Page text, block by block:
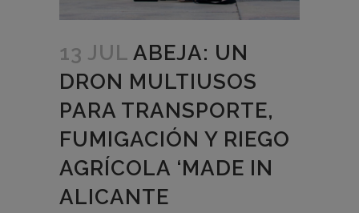
13 JUL ABEJA: UN
DRON MULTIUSOS
PARA TRANSPORTE,
FUMIGACIÓN Y RIEGO
AGRÍCOLA ‘MADE IN
ALICANTE